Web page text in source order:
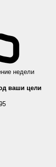
недели
ваши цели